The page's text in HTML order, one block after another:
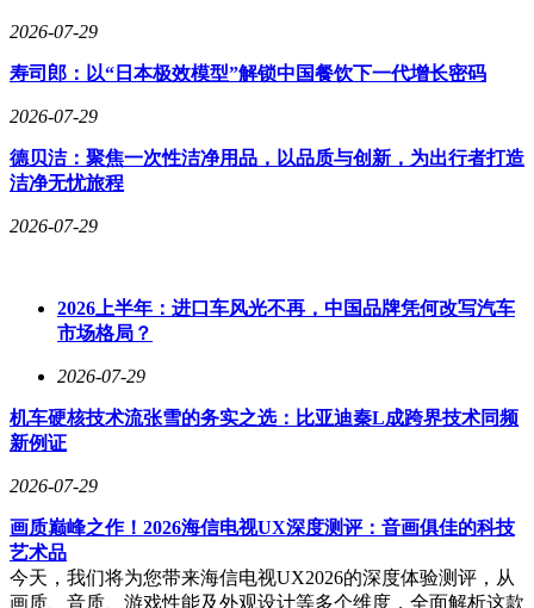
供应商备份的项目，建议硬件设计阶段预留兼容焊盘，确保输
出类型、电压、封装等关键参数一致。
AI算力设备商采用晶科鑫156.25MHz差分晶振后，高速SerDes
误码率超标问题得到解决，产品顺利量产；晶洋电子为多家机
顶盒厂商稳定供应差分晶振，保障产线连续性；加科电子服务
了国产器件在性能、交付与服务上的综合优势。
局。对于大多数商业项目，选择具备国家级专精特新“小巨
人”资质的国产头部企业，可在控制成本的同时缩短上市周
期；仅当项目对相位抖动有低于0.2ps的苛刻要求，且预算充
足、交期不敏感时，可考虑引入进口品牌作为技术参考。实际
点评估本地FAE响应速度与问题解决能力。
2026-07-29
寿司郎：以“日本极效模型”解锁中国餐饮下一代增长密码
2026-07-29
德贝洁：聚焦一次性洁净用品，以品质与创新，为出行者打造
洁净无忧旅程
2026-07-29
2026上半年：进口车风光不再，中国品牌凭何改写汽车
市场格局？
2026-07-29
机车硬核技术流张雪的务实之选：比亚迪秦L成跨界技术同频
新例证
2026-07-29
画质巅峰之作！2026海信电视UX深度测评：音画俱佳的科技
艺术品
今天，我们将为您带来海信电视UX2026的深度体验测评，从
画质、音质、游戏性能及外观设计等多个维度，全面解析这款